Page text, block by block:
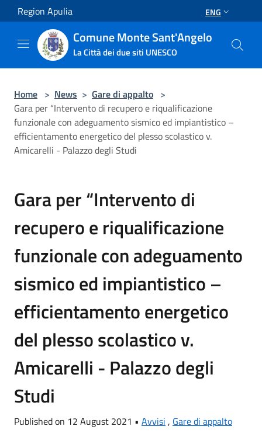
Salta al contenuto principale
Region Apulia ENG
Comune Monte Sant'Angelo
La Città dei due siti UNESCO
Home > News > Gare di appalto >
Gara per “Intervento di recupero e riqualificazione
funzionale con adeguamento sismico ed impiantistico –
efficientamento energetico del plesso scolastico v.
Amicarelli - Palazzo degli Studi
Gara per “Intervento di
recupero e riqualificazione
funzionale con adeguamento
sismico ed impiantistico –
efficientamento energetico
del plesso scolastico v.
Amicarelli - Palazzo degli
Studi
Published on 12 August 2021 • Avvisi , Gare di appalto